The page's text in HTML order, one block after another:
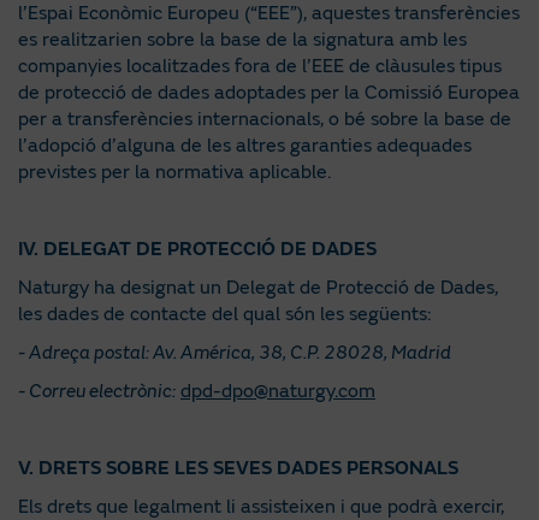
l’Espai Econòmic Europeu (“EEE”), aquestes transferències
es realitzarien sobre la base de la signatura amb les
companyies localitzades fora de l’EEE de clàusules tipus
de protecció de dades adoptades per la Comissió Europea
per a transferències internacionals, o bé sobre la base de
l’adopció d’alguna de les altres garanties adequades
previstes per la normativa aplicable.
IV. DELEGAT DE PROTECCIÓ DE DADES
Naturgy ha designat un Delegat de Protecció de Dades,
les dades de contacte del qual són les següents:
- Adreça postal: Av. América, 38, C.P. 28028, Madrid
- Correu electrònic: dpd-dpo@naturgy.com
V. DRETS SOBRE LES SEVES DADES PERSONALS
Els drets que legalment li assisteixen i que podrà exercir,